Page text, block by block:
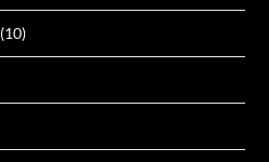
(10)